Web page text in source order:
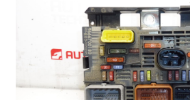
Moje konto
Płatności